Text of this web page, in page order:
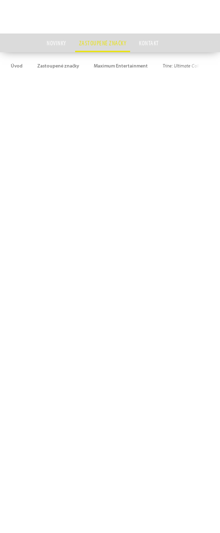
NOVINKY ZASTOUPENÉ ZNAČKY KONTAKT
Úvod Zastoupené značky Maximum Entertainment Trine: Ultimate Collection